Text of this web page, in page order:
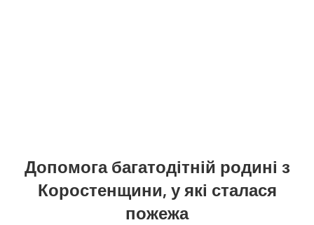
Допомога багатодітній родині з
Коростенщини, у які сталася
пожежа